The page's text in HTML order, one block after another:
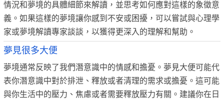
情況和夢境的具體細節來解讀，並思考如何應對這樣的象徵意
義。如果這樣的夢境讓你感到不安或困擾，可以嘗試與心理學
家或夢境解讀專家談談，以獲得更深入的理解和幫助。
夢見很多大便
夢境通常反映了我們潛意識中的情感和擔憂。夢見大便可能代
表你潛意識中對於排泄、釋放或者清理的需求或擔憂。這可能
與你生活中的壓力、焦慮或者需要釋放壓力有關。建議你在日